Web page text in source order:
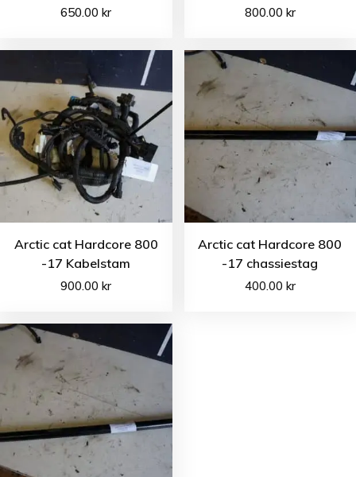
650.00kr 800.00 kr
Arctic cat Hardcore 800
-17 Kabelstam
900.00kr
Arctic cat Hardcore 800
-17 chassiestag
400.00 kr